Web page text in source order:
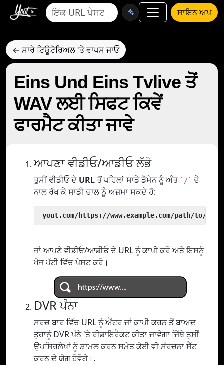
ਸਾਇਨ ਅਪ
← ਸਾਰੇ ਟਿਊਟੋਰਿਅਲ 'ਤੇ ਵਾਪਸ ਜਾਓ
Eins Und Eins Tvlive ਤੋਂ
WAV ਲਈ ਸਿਫਟ ਕਿਵੇਂ
ਫਾਰਮੈਟ ਕੀਤਾ ਜਾਵੇ
ਆਪਣਾ ਵੀਡੀਓ/ਆਡੀਓ ਲੱਭੋ
ਤੁਸੀਂ ਵੀਡੀਓ ਦੇ URLਤੋਂ ਪਹਿਲਾਂ ਸਾਡੇ ਡੋਮੇਨ ਨੂੰ ਅੰਤ `/` ਦੇ
ਨਾਲ ਰੱਖ ਕੇ ਸਾਡੀ ਚਾਲ ਨੂੰ ਅਜ਼ਮਾ ਸਕਦੇ ਹੋ:
yout.com/https://www.example.com/path/to/
ਜਾਂ ਆਪਣੇ ਵੀਡੀਓ/ਆਡੀਓ ਦੇ URL ਨੂੰ ਕਾਪੀ ਕਰੋ ਅਤੇ ਇਸਨੂੰ
ਖੋਜ ਪੱਟੀ ਵਿੱਚ ਪੇਸਟ ਕਰੋ।
DVR ਪੰਨਾ
ਸਰਚ ਬਾਰ ਵਿੱਚ URL ਨੂੰ ਐਂਟਰ ਜਾਂ ਕਾਪੀ ਕਰਨ ਤੋਂ ਬਾਅਦ
ਤੁਹਾਨੂੰ DVR ਪੰਨੇ 'ਤੇ ਰੀਡਾਇਰੈਕਟ ਕੀਤਾ ਜਾਵੇਗਾ ਜਿੱਥੇ ਤੁਸੀਂ
ਉਪਸਿਰਲੇਖਾਂ ਨੂੰ ਸ਼ਾਮਲ ਕਰਨ ਸਮੇਤ ਕੋਈ ਵੀ ਸੰਰਚਨਾ ਸੈੱਟ
ਕਰਨ ਦੇ ਯੋਗ ਹੋਵੋਗੇ।.